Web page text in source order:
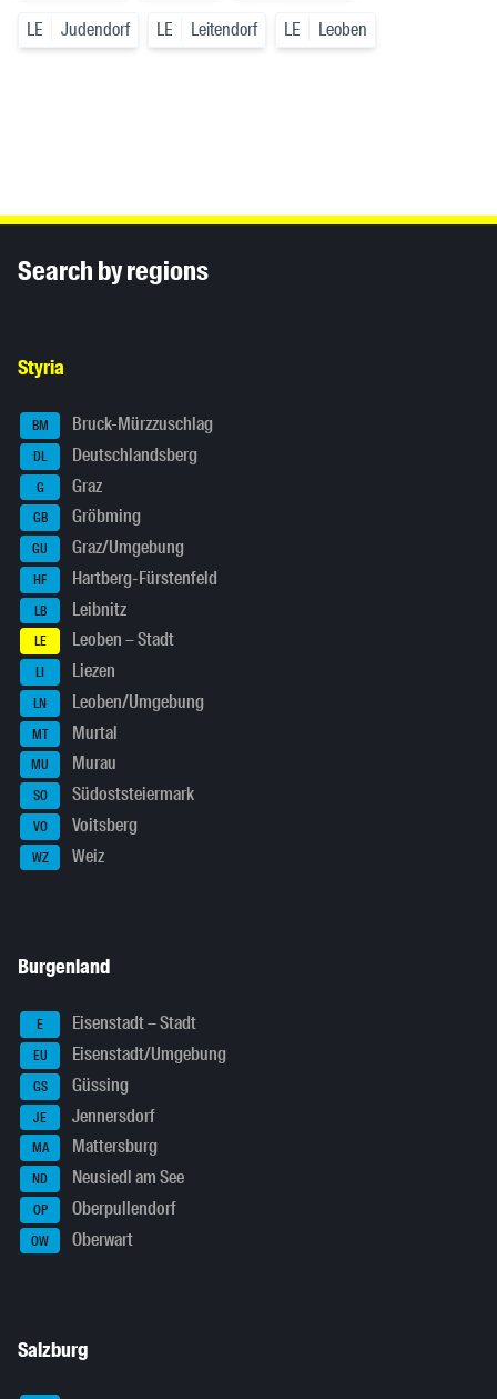
LE Judendorf LE Leitendorf LE Leoben
Search by regions
Styria
BM Bruck-Mürzzuschlag
DL Deutschlandsberg
G Graz
GB Gröbming
GU Graz/Umgebung
HF Hartberg-Fürstenfeld
LB Leibnitz
LE Leoben – Stadt
LI Liezen
LN Leoben/Umgebung
MT Murtal
MU Murau
SO Südoststeiermark
VO Voitsberg
WZ Weiz
Burgenland
E Eisenstadt – Stadt
EU Eisenstadt/Umgebung
GS Güssing
JE Jennersdorf
MA Mattersburg
ND Neusiedl am See
OP Oberpullendorf
OW Oberwart
Salzburg